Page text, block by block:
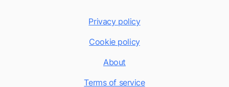
Privacy policy
Cookie policy
About
Terms of service